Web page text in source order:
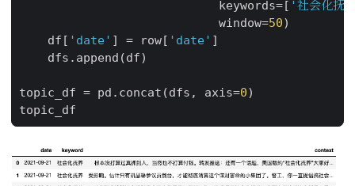
keywords=[ '社会化抚
window=50)
df [ 'date' ] = row[ 'date' ]
dfs . append (df)
topic_df = pd . concat (dfs , axis=0)
topic_df